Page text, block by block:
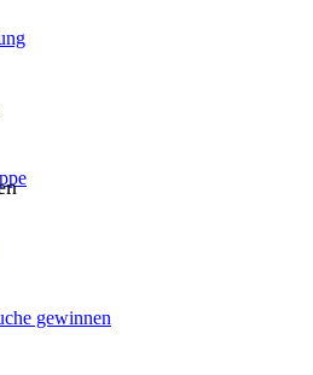
gewinnen